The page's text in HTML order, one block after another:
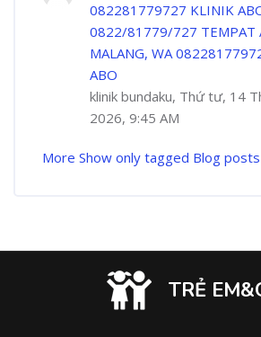
082281779727 KLINIK
0822/81779/727 TEMPAT
MALANG, WA
ABO
klinik bundaku, Thứ tư, 14
2026, 9:45 AM
More Show only tagged Blog posts
TRẺ